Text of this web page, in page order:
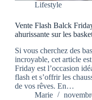
Lifestyle
Vente Flash Balck
ahurissante sur les
Si vous cherchez des
incroyable, cet article
Friday est l’occasion
flash et s’offrir les
de vos rêves. En…
Marie